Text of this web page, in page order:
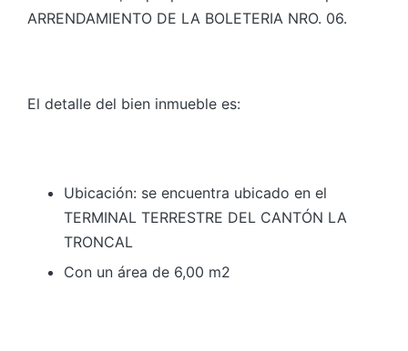
ARRENDAMIENTO DE LA BOLETERIA NRO. 06.
El detalle del bien inmueble es:
Ubicación: se encuentra ubicado en el
TERMINAL TERRESTRE DEL CANTÓN LA
TRONCAL
Con un área de 6,00 m2